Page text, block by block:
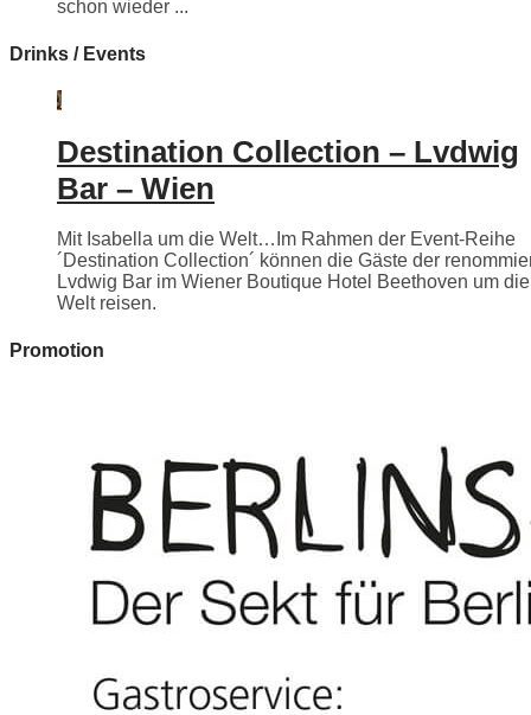
schon wieder ...
Drinks / Events
Destination Collection – Lvdwig
Bar – Wien
Mit Isabella um die Welt…Im Rahmen der Event-Reihe
´Destination Collection´ können die Gäste der
Lvdwig Bar im Wiener Boutique Hotel Beethoven um die
Welt reisen.
Promotion